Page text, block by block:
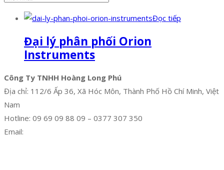
Đọc tiếp
Đại lý phân phối Orion
Instruments
Công Ty TNHH Hoàng Long Phú
Địa chỉ: 112/6 Ấp 36, Xã Hóc Môn, Thành Phố Hồ Chí Minh, Việt
Nam
Hotline: 09 69 09 88 09 – 0377 307 350
Email: